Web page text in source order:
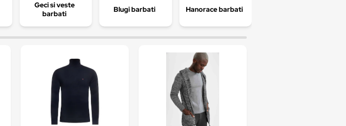
Geci si veste
barbati
Blugi barbati Hanorace barbati